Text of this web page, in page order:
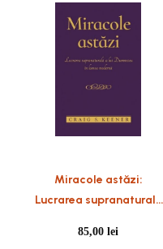
Miracole astăzi:
Lucrarea supranaturală
modernă
85,00lei